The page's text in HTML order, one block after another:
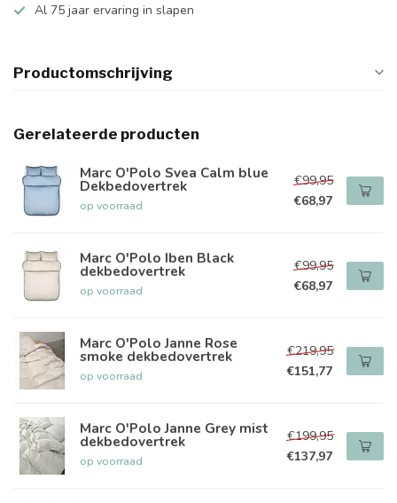
Al 75 jaar ervaring in slapen
Productomschrijving
Gerelateerde producten
Marc O'Polo Svea Calm blue
Dekbedovertrek
op voorraad
€99,95
€68,97
Marc O'Polo Iben Black
dekbedovertrek
op voorraad
€99,95
€68,97
Marc O'Polo Janne Rose
smoke dekbedovertrek
op voorraad
€219,95
€151,77
Marc O'Polo Janne Grey mist
dekbedovertrek
op voorraad
€199,95
€137,97